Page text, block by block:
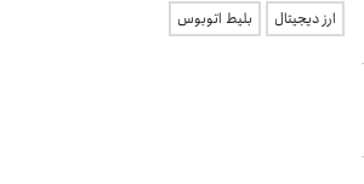
ارز دیجیتال
بلیط اتوبوس